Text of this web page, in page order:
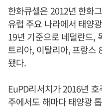
한화큐셀은 2012년 한화
유럽 주요 나라에서 태양
19년 기준으로 네덜란드,
트리아, 이탈리아, 프랑스
됐다.
EuPD리서치가 2016년
주에서도 해마다 태양광